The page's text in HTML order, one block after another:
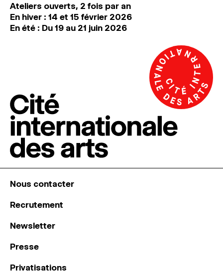
Ateliers ouverts, 2 fois par an
En hiver : 14 et 15 février 2026
En été : Du 19 au 21 juin 2026
Nous contacter
Recrutement
Newsletter
Presse
Privatisations